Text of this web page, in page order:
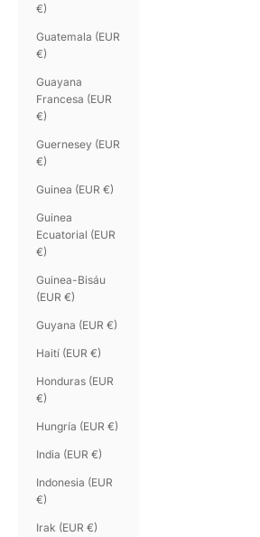
€)
Guatemala (EUR
€)
Guayana
Francesa (EUR
€)
Guernesey (EUR
€)
Guinea (EUR €)
Guinea
Ecuatorial (EUR
€)
Guinea-Bisáu
(EUR €)
Guyana (EUR €)
Haití (EUR €)
Honduras (EUR
€)
Hungría (EUR €)
India (EUR €)
Indonesia (EUR
€)
Irak (EUR €)